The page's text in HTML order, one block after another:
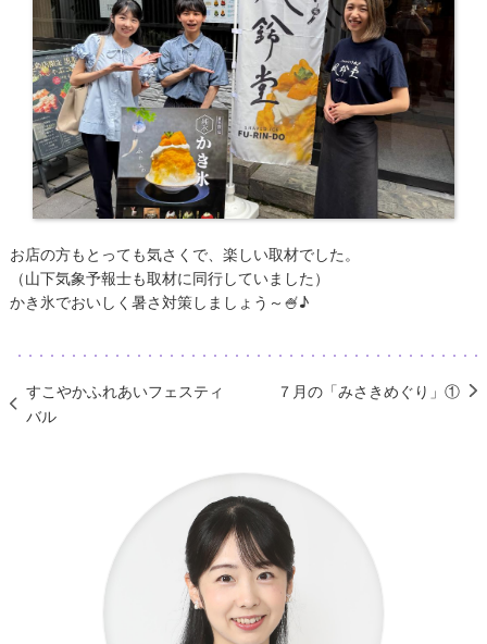
お店の方もとっても気さくで、楽しい取材でした。
（山下気象予報士も取材に同行していました）
かき氷でおいしく暑さ対策しましょう～🍧♪
すこやかふれあいフェスティ
バル
７月の「みさきめぐり」①